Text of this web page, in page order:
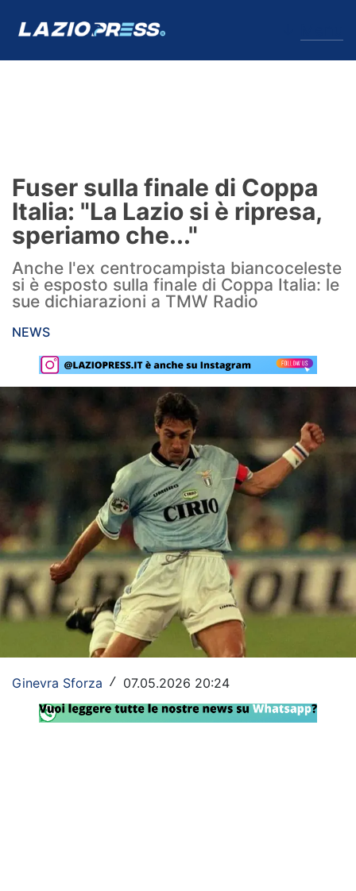
Formello
Infortuni
Primavera
Calciomercato
Lazio Women
Rassegna Lazio
Calcio
Serie A
Champions League
Europa League
Altri Sport
Formula 1
Tennis
Vela
SHOP LAZIO
Fuser sulla finale di Coppa
Italia: "La Lazio si è ripresa,
speriamo che..."
Anche l'ex centrocampista biancoceleste
si è esposto sulla finale di Coppa Italia: le
sue dichiarazioni a TMW Radio
NEWS
Ginevra Sforza / 07.05.2026 20:24